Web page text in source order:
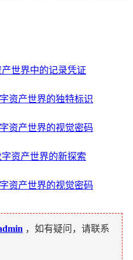
世界中的记录凭证
资产世界的独特标识
资产世界的视觉密码
资产世界的新探索
资产世界的视觉密码
，如有疑问，请联系